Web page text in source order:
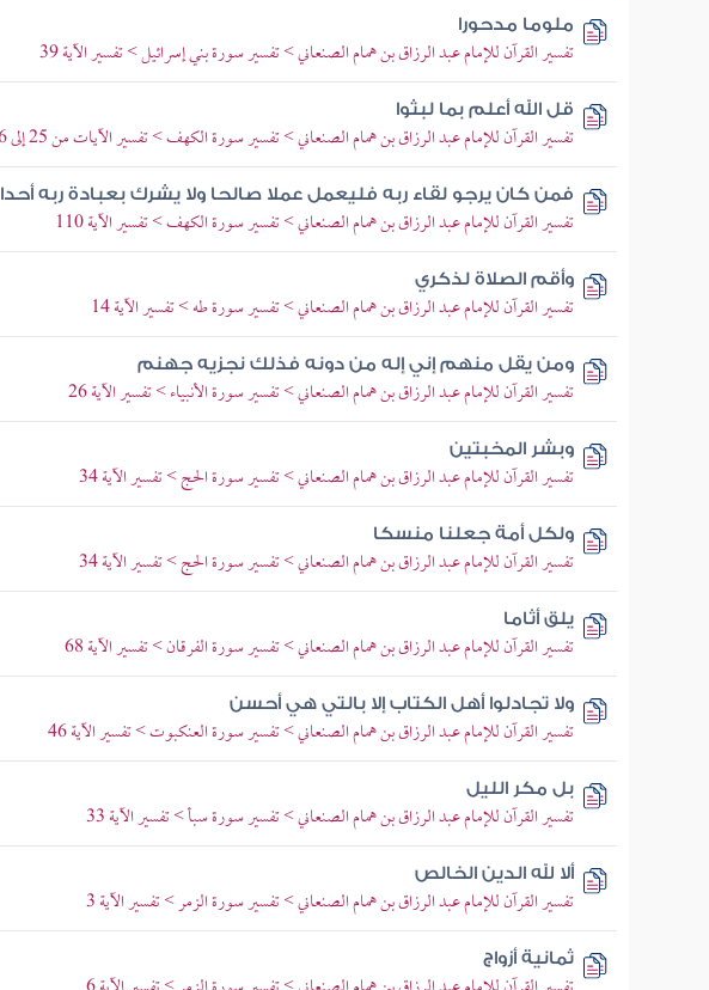
ملوما مدحورا
تفسير القرآن للإمام عبد الرزاق بن همام الصنعاني > تفسير سورة بني إسرائيل > تفسير الآية 39
قل الله أعلم بما لبثوا
تفسير القرآن للإمام عبد الرزاق بن همام الصنعاني > تفسير سورة الكهف > تفسير الآيات من 25 إلى 26
فمن كان يرجو لقاء ربه فليعمل عملا صالحا ولا يشرك بعبادة ربه أحدا
تفسير القرآن للإمام عبد الرزاق بن همام الصنعاني > تفسير سورة الكهف > تفسير الآية 110
وأقم الصلاة لذكري
تفسير القرآن للإمام عبد الرزاق بن همام الصنعاني > تفسير سورة طه > تفسير الآية 14
ومن يقل منهم إني إله من دونه فذلك نجزيه جهنم
تفسير القرآن للإمام عبد الرزاق بن همام الصنعاني > تفسير سورة الأنبياء > تفسير الآية 26
وبشر المخبتين
تفسير القرآن للإمام عبد الرزاق بن همام الصنعاني > تفسير سورة الحج > تفسير الآية 34
ولكل أمة جعلنا منسكا
تفسير القرآن للإمام عبد الرزاق بن همام الصنعاني > تفسير سورة الحج > تفسير الآية 34
يلق أثاما
تفسير القرآن للإمام عبد الرزاق بن همام الصنعاني > تفسير سورة الفرقان > تفسير الآية 68
ولا تجادلوا أهل الكتاب إلا بالتي هي أحسن
تفسير القرآن للإمام عبد الرزاق بن همام الصنعاني > تفسير سورة العنكبوت > تفسير الآية 46
بل مكر الليل
تفسير القرآن للإمام عبد الرزاق بن همام الصنعاني > تفسير سورة سبأ > تفسير الآية 33
ألا لله الدين الخالص
تفسير القرآن للإمام عبد الرزاق بن همام الصنعاني > تفسير سورة الزمر > تفسير الآية 3
ثمانية أزواج